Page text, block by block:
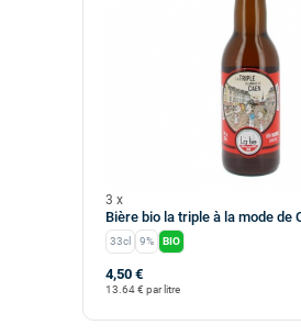
3 x
Bière bio la triple à la mode de
33cl 9% BIO
4,50 €
13.64 € par litre